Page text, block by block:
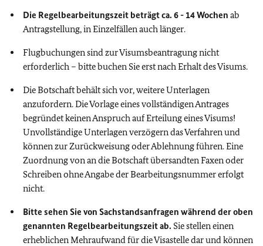
Die Regelbearbeitungszeit beträgt ca. 6 - 14 Wochen ab
Antragstellung, in Einzelfällen auch länger.
Flugbuchungen sind zur Visumsbeantragung nicht
erforderlich – bitte buchen Sie erst nach Erhalt des Visums.
Die Botschaft behält sich vor, weitere Unterlagen
anzufordern. Die Vorlage eines vollständigen Antrages
begründet keinen Anspruch auf Erteilung eines Visums!
Unvollständige Unterlagen verzögern das Verfahren und
können zur Zurückweisung oder Ablehnung führen.Eine
Zuordnung von an die Botschaft übersandten Faxen oder
Schreiben ohne Angabe der Bearbeitungsnummer erfolgt
nicht.
Bitte sehen Sie von Sachstandsanfragen während der oben
genannten Regelbearbeitungszeit ab. Sie stellen einen
erheblichen Mehraufwand für die Visastelle dar und können